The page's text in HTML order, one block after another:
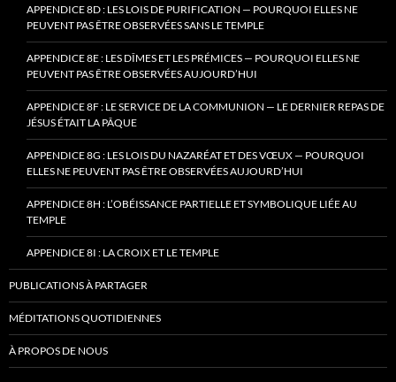
APPENDICE 8D : LES LOIS DE PURIFICATION — POURQUOI ELLES NE
PEUVENT PAS ÊTRE OBSERVÉES SANS LE TEMPLE
APPENDICE 8E : LES DÎMES ET LES PRÉMICES — POURQUOI ELLES NE
PEUVENT PAS ÊTRE OBSERVÉES AUJOURD’HUI
APPENDICE 8F : LE SERVICE DE LA COMMUNION — LE DERNIER REPAS DE
JÉSUS ÉTAIT LA PÂQUE
APPENDICE 8G : LES LOIS DU NAZARÉAT ET DES VŒUX — POURQUOI
ELLES NE PEUVENT PAS ÊTRE OBSERVÉES AUJOURD’HUI
APPENDICE 8H : L’OBÉISSANCE PARTIELLE ET SYMBOLIQUE LIÉE AU
TEMPLE
APPENDICE 8I : LA CROIX ET LE TEMPLE
PUBLICATIONS À PARTAGER
MÉDITATIONS QUOTIDIENNES
À PROPOS DE NOUS